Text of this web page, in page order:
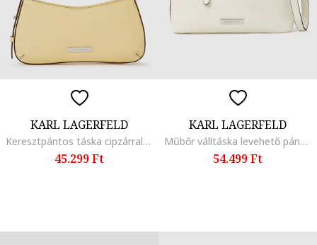
KARL LAGERFELD
Keresztpántos táska cipzárral, Halványsárga
45.299 Ft
KARL LAGERFELD
Műbőr válltáska levehető pánttal, Törtfehér
54.499 Ft